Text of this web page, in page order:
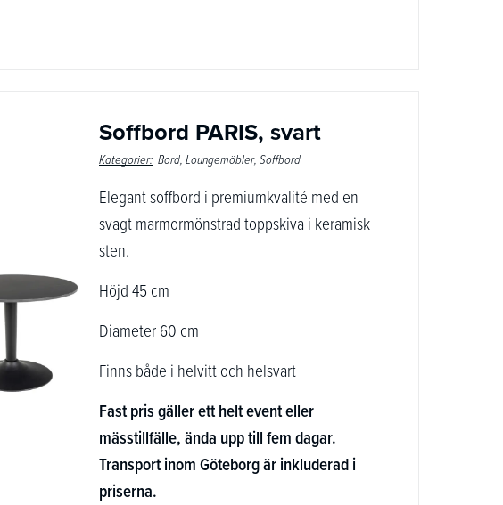
Soffbord PARIS, svart
Kategorier: Bord Loungemöbler Soffbord
Elegant soffbord i premiumkvalité med en
svagt marmormönstrad toppskiva i keramisk
sten.
Höjd 45 cm
Diameter 60 cm
Finns både i helvitt och helsvart
Fast pris gäller ett helt event eller
mässtillfälle, ända upp till fem dagar.
Transport inom Göteborg är inkluderad i
priserna.